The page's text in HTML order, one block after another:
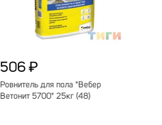
506 ₽
Ровнитель для пола "Вебер
Ветонит 5700" 25кг (48)